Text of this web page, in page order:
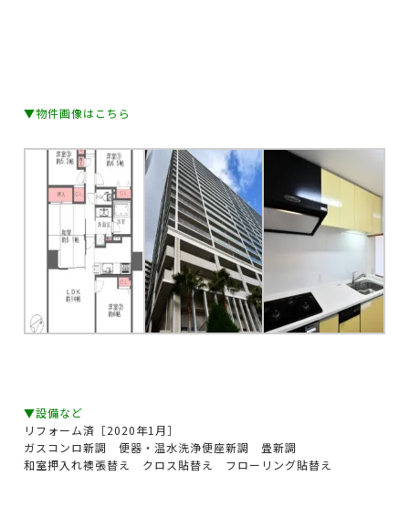
▼物件画像はこちら
▼設備など
リフォーム済［2020年1月］
ガスコンロ新調 便器・温水洗浄便座新調 畳新調
和室押入れ襖張替え クロス貼替え フローリング貼替え